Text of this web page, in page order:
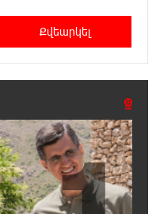
in Hrazdan, with the
SME
of the "Towards